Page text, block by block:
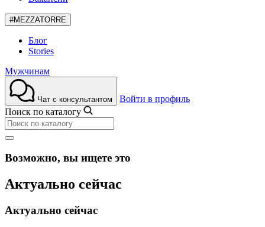
#MEZZATORRE
Блог
Stories
Мужчинам
Чат с консультантом
Войти в профиль
Поиск по каталогу
Возможно, вы ищете это
Актуально сейчас
Актуально сейчас